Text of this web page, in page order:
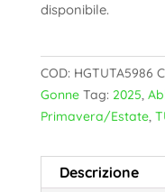
disponibile.
COD: HGTUTA5986
Gonne Tag: 2025,
Primavera/Estate,
Descrizione